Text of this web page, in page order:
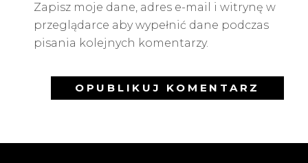
Zapisz moje dane, adres e-mail i witrynę w
przeglądarce aby wypełnić dane podczas
pisania kolejnych komentarzy.